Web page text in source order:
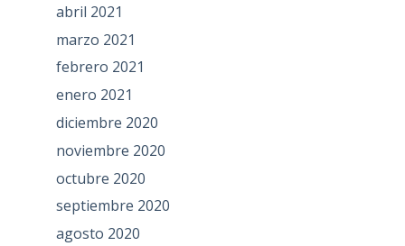
abril 2021
marzo 2021
febrero 2021
enero 2021
diciembre 2020
noviembre 2020
octubre 2020
septiembre 2020
agosto 2020